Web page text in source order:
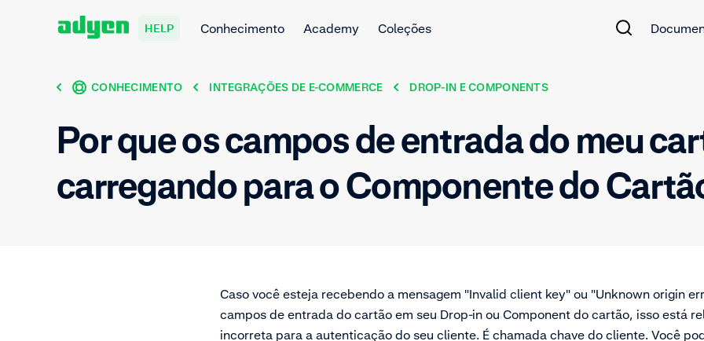
HELP Conhecimento Academy Coleções
CONHECIMENTO INTEGRAÇÕES DE E-COMMERCE DROP-IN E COMPONENTS
Por que os campos de entrada do meu
carregando para o Componente do
Caso você esteja recebendo a mensagem "Invalid client key" ou "Unknown origin
campos de entrada do cartão em seu Drop-in ou Component do cartão, isso está
incorreta para a autenticação do seu cliente. É chamada chave do cliente. Você